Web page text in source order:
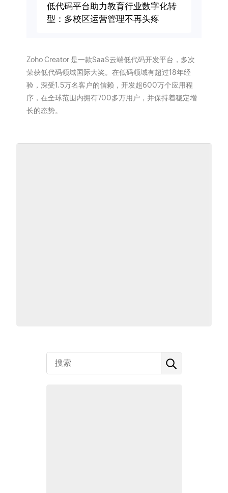
低代码平台助力教育行业数字化转
型：多校区运营管理不再头疼
Zoho Creator 是一款SaaS云端低代码开发平台，多次
荣获低代码领域国际大奖。在低码领域有超过18年经
验，深受1.5万名客户的信赖，开发超600万个应用程
序，在全球范围内拥有700多万用户，并保持着稳定增
长的态势。